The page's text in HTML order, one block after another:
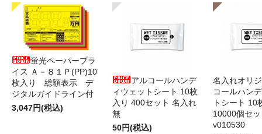
蛍光ペーパープラ
イス Ａ－８１Ｐ(PP)10
枚入り 総額表示 デ
ジタルガイドライン付
3,047円(税込)
アルコールハンデ
ィウェットシート 10枚
入り 400セット 名入れ
無
50円(税込)
名入れオリ
コールハン
トシート 10
10000個セ
v010530